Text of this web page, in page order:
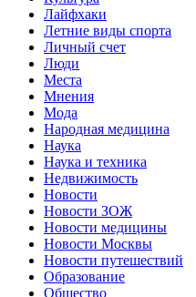
Лайфхаки
Летние виды спорта
Личный счет
Люди
Места
Мнения
Мода
Народная медицина
Наука
Наука и техника
Недвижимость
Новости
Новости ЗОЖ
Новости медицины
Новости Москвы
Новости путешествий
Образование
Общество